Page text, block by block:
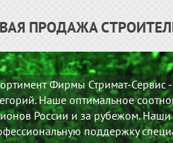
ПРОДАЖА
Фирмы Стримат-Сервис
Наше оптимальное
России и за рубежом. Наши
поддержку